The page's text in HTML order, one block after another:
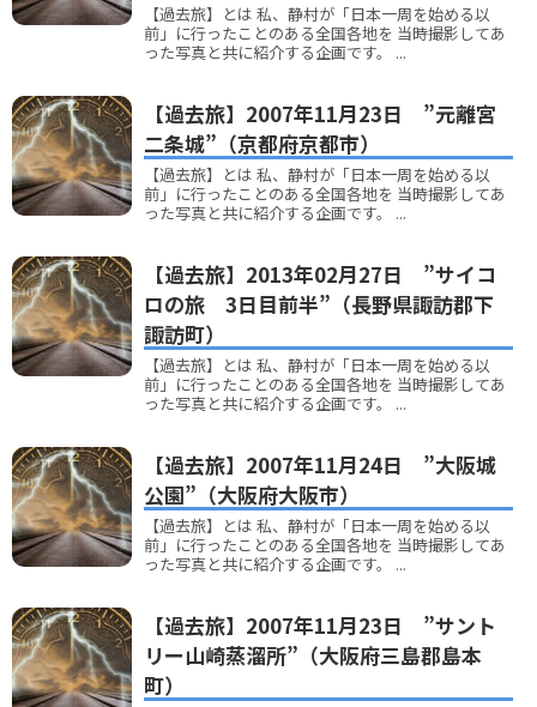
【過去旅】とは 私、静村が「日本一周を始める以
前」に行ったことのある全国各地を 当時撮影してあ
った写真と共に紹介する企画です。 ...
【過去旅】2007年11月23日 ”元離宮
二条城”（京都府京都市）
【過去旅】とは 私、静村が「日本一周を始める以
前」に行ったことのある全国各地を 当時撮影してあ
った写真と共に紹介する企画です。 ...
【過去旅】2013年02月27日 ”サイコ
ロの旅 3日目前半”（長野県諏訪郡下
諏訪町）
【過去旅】とは 私、静村が「日本一周を始める以
前」に行ったことのある全国各地を 当時撮影してあ
った写真と共に紹介する企画です。 ...
【過去旅】2007年11月24日 ”大阪城
公園”（大阪府大阪市）
【過去旅】とは 私、静村が「日本一周を始める以
前」に行ったことのある全国各地を 当時撮影してあ
った写真と共に紹介する企画です。 ...
【過去旅】2007年11月23日 ”サント
リー山崎蒸溜所”（大阪府三島郡島本
町）